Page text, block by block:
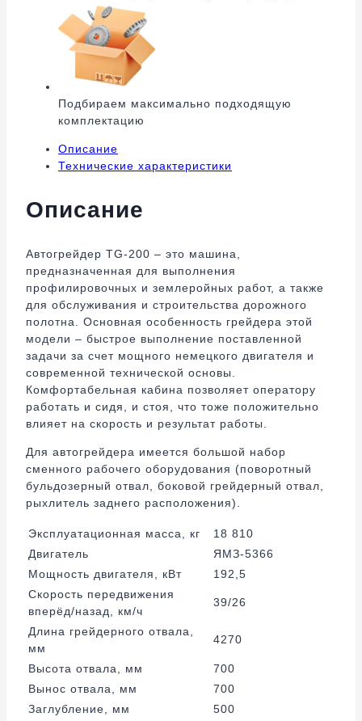
Подбираем максимально подходящую
комплектацию
Описание
Технические характеристики
Описание
Автогрейдер TG-200 – это машина,
предназначенная для выполнения
профилировочных и землеройных работ, а также
для обслуживания и строительства дорожного
полотна. Основная особенность грейдера этой
модели – быстрое выполнение поставленной
задачи за счет мощного немецкого двигателя и
современной технической основы.
Комфортабельная кабина позволяет оператору
работать и сидя, и стоя, что тоже положительно
влияет на скорость и результат работы.
Для автогрейдера имеется большой набор
сменного рабочего оборудования (поворотный
бульдозерный отвал, боковой грейдерный отвал,
рыхлитель заднего расположения).
Эксплуатационная масса, кг
18 810
Двигатель
ЯМЗ-5366
Мощность двигателя, кВт
192,5
Скорость передвижения
вперёд/назад, км/ч
39/26
Длина грейдерного отвала,
мм
4270
Высота отвала, мм
700
Вынос отвала, мм
700
Заглубление, мм
500